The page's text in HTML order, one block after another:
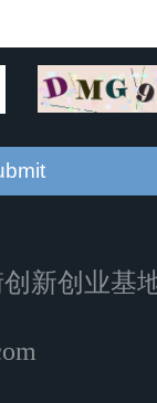
新创业基